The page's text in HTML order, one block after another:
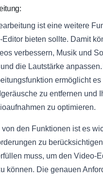
ist eine weitere
bieten sollte. Damit
verbessern, Musik und
die Lautstärke
ermöglicht es
zu entfernen und
zu optimieren.
den Funktionen ist es
zu
muss, um den Video-
können. Die genauen